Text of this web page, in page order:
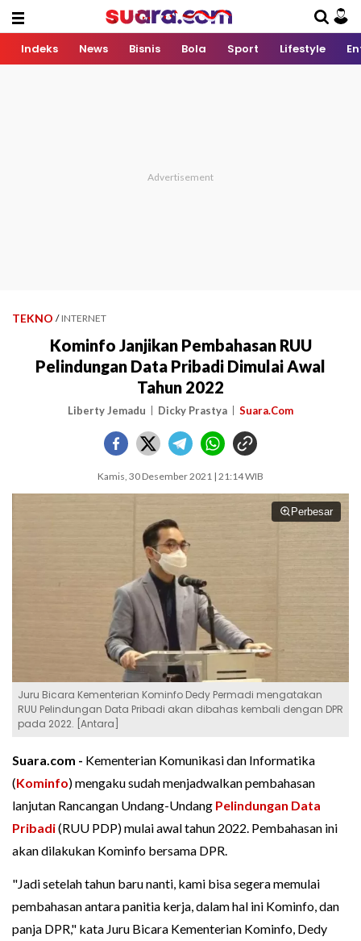
Indeks News Bisnis Bola Sport Lifestyle
TEKNO / INTERNET
Kominfo Janjikan Pembahasan RUU
Pelindungan Data Pribadi Dimulai Awal
Tahun 2022
Liberty Jemadu Dicky Prastya Suara.Com
Kamis, 30 Desember 2021 | 21:14 WIB
Perbesar
Juru Bicara Kementerian Kominfo Dedy Permadi mengatakan
RUU Pelindungan Data Pribadi akan dibahas kembali dengan DPR
pada 2022. [Antara]
Suara.com - Kementerian Komunikasi dan Informatika
(Kominfo) mengaku sudah menjadwalkan pembahasan
lanjutan Rancangan Undang-Undang Pelindungan Data
Pribadi(RUU PDP) mulai awal tahun 2022. Pembahasan ini
akan dilakukan Kominfo bersama DPR.
"Jadi setelah tahun baru nanti, kami bisa segera memulai
pembahasan antara panitia kerja, dalam hal ini Kominfo, dan
panja DPR," kata Juru Bicara Kementerian Kominfo, Dedy